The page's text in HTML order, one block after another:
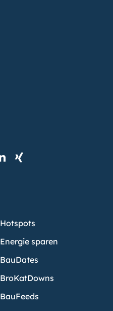
Hotspots
Energie sparen
BauDates
BroKatDowns
BauFeeds